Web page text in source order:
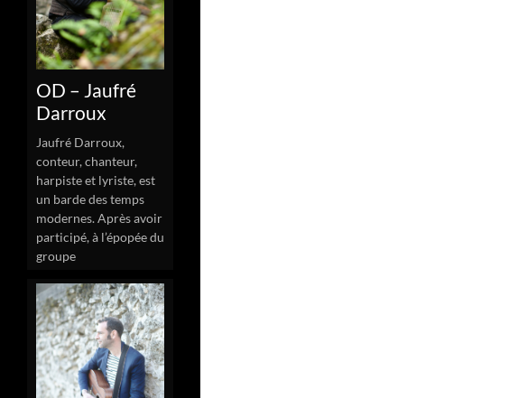
OD – Jaufré
Darroux
Jaufré Darroux,
conteur, chanteur,
harpiste et lyriste, est
un barde des temps
modernes. Après avoir
participé, à l’épopée du
groupe